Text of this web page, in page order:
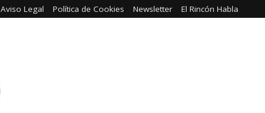
Aviso Legal Política de Cookies Newsletter El Rincón Habla